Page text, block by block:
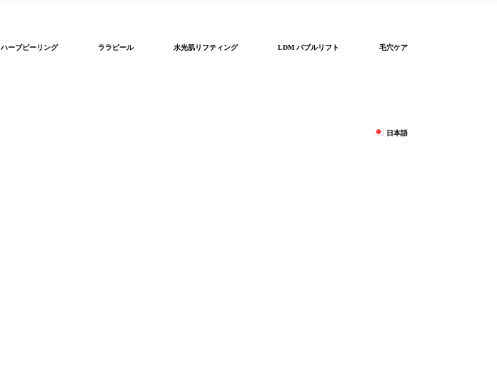
ハーブピーリング ララピール 水光肌リフティング LDM バブルリフト 毛穴ケア
日本語